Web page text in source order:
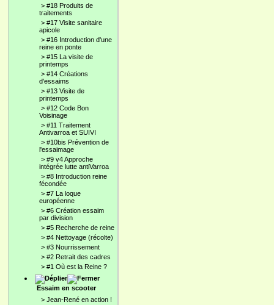
> #18 Produits de
traitements
> #17 Visite sanitaire
apicole
> #16 Introduction d'une
reine en ponte
> #15 La visite de
printemps
> #14 Créations
d'essaims
> #13 Visite de
printemps
> #12 Code Bon
Voisinage
> #11 Traitement
Antivarroa et SUIVI
> #10bis Prévention de
l'essaimage
> #9 v4 Approche
intégrée lutte antiVarroa
> #8 Introduction reine
fécondée
> #7 La loque
européenne
> #6 Création essaim
par division
> #5 Recherche de reine
> #4 Nettoyage (récolte)
> #3 Nourrissement
> #2 Retrait des cadres
> #1 Où est la Reine ?
Essaim en scooter
> Jean-René en action !